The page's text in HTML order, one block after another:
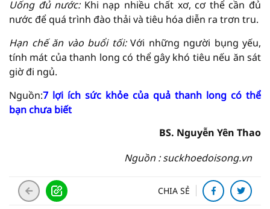
Uống đủ nước:Khi nạp nhiều chất xơ, cơ thể cần đủ
nước để quá trình đào thải và tiêu hóa diễn ra trơn tru.
Hạn chế ăn vào buổi tối: Với những người bụng yếu,
tính mát của thanh long có thể gây khó tiêu nếu ăn sát
giờ đi ngủ.
Nguồn:7 lợi ích sức khỏe của quả thanh long có thể
bạn chưa biết
BS. Nguyễn Yên Thao
Nguồn : suckhoedoisong.vn
CHIA SẺ